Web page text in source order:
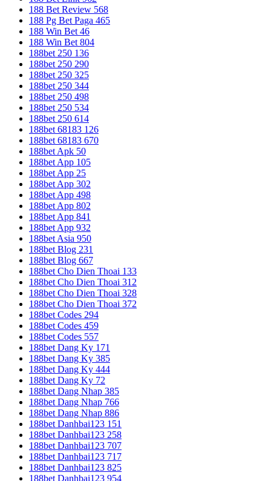
188 Bet Review 568
188 Pg Bet Paga 465
188 Win Bet 46
188 Win Bet 804
188bet 250 136
188bet 250 290
188bet 250 325
188bet 250 344
188bet 250 498
188bet 250 534
188bet 250 614
188bet 68183 126
188bet 68183 670
188bet Apk 50
188bet App 105
188bet App 25
188bet App 302
188bet App 498
188bet App 802
188bet App 841
188bet App 932
188bet Asia 950
188bet Blog 231
188bet Blog 667
188bet Cho Dien Thoai 133
188bet Cho Dien Thoai 312
188bet Cho Dien Thoai 328
188bet Cho Dien Thoai 372
188bet Codes 294
188bet Codes 459
188bet Codes 557
188bet Dang Ky 171
188bet Dang Ky 385
188bet Dang Ky 444
188bet Dang Ky 72
188bet Dang Nhap 385
188bet Dang Nhap 766
188bet Dang Nhap 886
188bet Danhbai123 151
188bet Danhbai123 258
188bet Danhbai123 707
188bet Danhbai123 717
188bet Danhbai123 825
188bet Danhbai123 954